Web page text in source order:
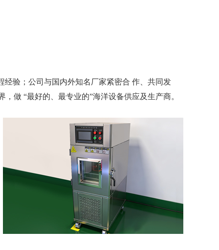
经验；公司与国内外知名厂家紧密合 作、共同发
做 “最好的、最专业的”海洋设备供应及生产商。